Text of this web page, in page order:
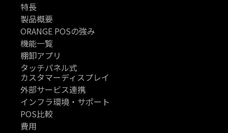
特長
製品概要
ORANGE POSの強み
機能一覧
棚卸アプリ
タッチパネル式
カスタマーディスプレイ
外部サービス連携
インフラ環境・サポート
POS比較
費用